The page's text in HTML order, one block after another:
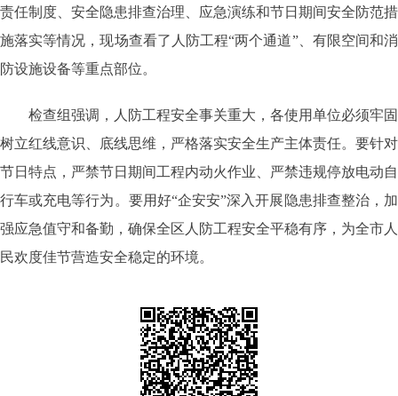
责任制度、安全隐患排查治理、应急演练和节日期间安全防范措
施落实等情况，现场查看了人防工程“两个通道”、有限空间和消
防设施设备等重点部位。
检查组强调，人防工程安全事关重大，各使用单位必须牢固
树立红线意识、底线思维，严格落实安全生产主体责任。要针对
节日特点，严禁节日期间工程内动火作业、严禁违规停放电动自
行车或充电等行为。要用好“企安安”深入开展隐患排查整治，加
强应急值守和备勤，确保全区人防工程安全平稳有序，为全市人
民欢度佳节营造安全稳定的环境。